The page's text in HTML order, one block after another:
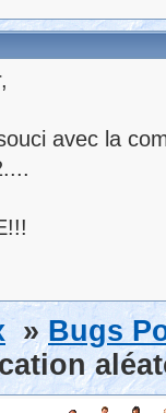
avec la
»Bugs